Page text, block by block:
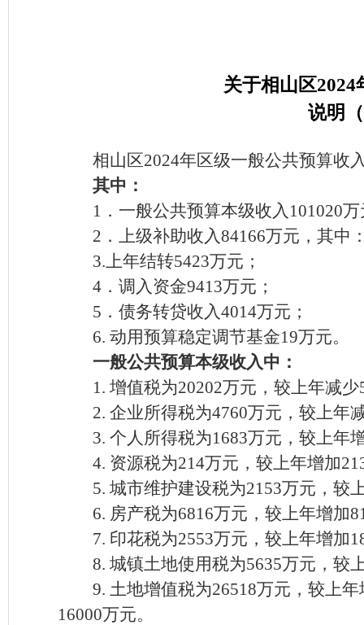
关于相山区2024
说明
相山区2024年区级一般公共预算收
其中：
1．一般公共预算本级收入101020
2．上级补助收入84166万元，其中
3.上年结转5423万元；
4．调入资金9413万元；
5．债务转贷收入4014万元；
6. 动用预算稳定调节基金19万元。
一般公共预算本级收入中：
1. 增值税为20202万元，较上年减少
2. 企业所得税为4760万元，较上年
3. 个人所得税为1683万元，较上年
4. 资源税为214万元，较上年增加
5. 城市维护建设税为2153万元，较
6. 房产税为6816万元，较上年增加
7. 印花税为2553万元，较上年增加
8. 城镇土地使用税为5635万元，较
9. 土地增值税为26518万元，较上
16000万元。